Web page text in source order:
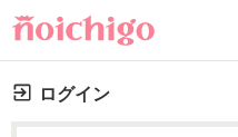
ログイン